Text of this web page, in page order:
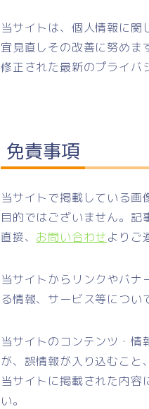
当サイトは、個人情報に関
宜見直しその改善に努めま
修正された最新のプライバ
免責事項
当サイトで掲載している画
目的ではございません。記
直接、 お問い合わせよりご
当サイトからリンクやバ
る情報、サービス等につい
当サイトのコンテンツ・情
が、誤情報が入り込むこと
当サイトに掲載された内
い。